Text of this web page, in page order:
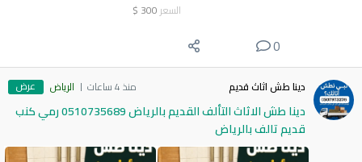
السعر 300
$
0
دينا طش اثاث قديم منذ 4 ساعات الرياض عرض
دينا طش الاثاث التألف القديم بالرياض 0510735689 رمي كنب
قديم تالف بالرياض